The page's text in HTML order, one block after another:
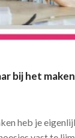
bij het
heb je